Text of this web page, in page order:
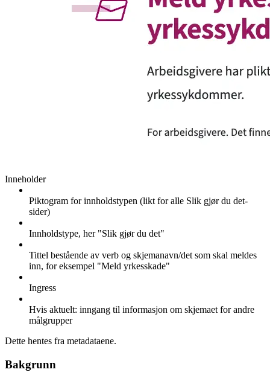
Inneholder
Piktogram for innholdstypen (likt for alle Slik gjør du det-
sider)
Innholdstype, her "Slik gjør du det"
Tittel bestående av verb og skjemanavn/det som skal meldes
inn, for eksempel "Meld yrkesskade"
Ingress
Hvis aktuelt: inngang til informasjon om skjemaet for andre
målgrupper
Dette hentes fra metadataene.
Bakgrunn